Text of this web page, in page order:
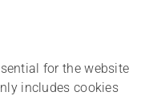
for the website
includes cookies